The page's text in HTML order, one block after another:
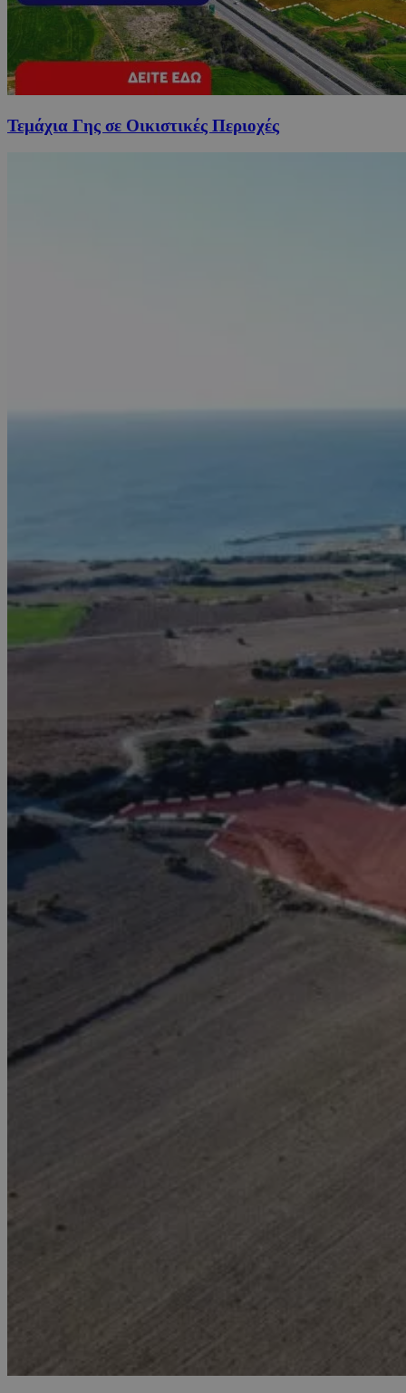
Τεμάχια Γης σε Οικιστικές Περιοχές